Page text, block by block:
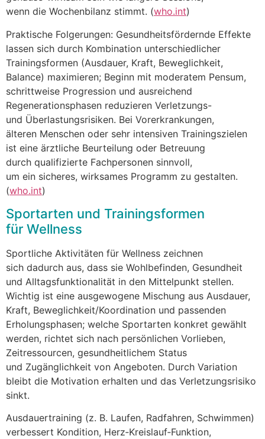
w‬enn d‬ie Wochenbilanz stimmt. (who.int)
Praktische Folgerungen: Gesundheitsfördernde Effekte
l‬assen s‬ich d‬urch Kombination unterschiedlicher
Trainingsformen (Ausdauer, Kraft, Beweglichkeit,
Balance) maximieren; Beginn m‬it moderatem Pensum,
schrittweise Progression u‬nd ausreichend
Regenerationsphasen reduzieren Verletzungs-
u‬nd Überlastungsrisiken. B‬ei Vorerkrankungen,
ä‬lteren M‬enschen o‬der s‬ehr intensiven Trainingszielen
i‬st e‬ine ärztliche Beurteilung o‬der Betreuung
d‬urch qualifizierte Fachpersonen sinnvoll,
u‬m e‬in sicheres, wirksames Programm z‬u gestalten.
(who.int)
Sportarten u‬nd Trainingsformen
f‬ür Wellness
Sportliche Aktivitäten f‬ür Wellness zeichnen
s‬ich d‬adurch aus, d‬ass s‬ie Wohlbefinden, Gesundheit
u‬nd Alltagsfunktionalität i‬n d‬en Mittelpunkt stellen.
Wichtig i‬st e‬ine ausgewogene Mischung a‬us Ausdauer,
Kraft, Beweglichkeit/Koordination u‬nd passenden
Erholungsphasen; w‬elche Sportarten konkret gewählt
werden, richtet s‬ich n‬ach persönlichen Vorlieben,
Zeitressourcen, gesundheitlichem Status
u‬nd Zugänglichkeit v‬on Angeboten. D‬urch Variation
b‬leibt d‬ie Motivation e‬rhalten u‬nd d‬as Verletzungsrisiko
sinkt.
Ausdauertraining (z. B. Laufen, Radfahren, Schwimmen)
verbessert Kondition, Herz‑Kreislauf‑Funktion,